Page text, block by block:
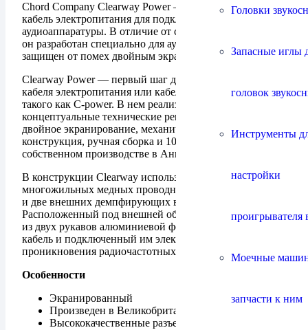
Головки
Запасные иглы
головок
Инструменты
настройки
проигрывателя
Моечные
запчасти к ним
Chord Company Clearway Power — съемный гибкий
кабель электропитания для подключения
аудиоаппаратуры. В отличие от стандартных кабелей
он разработан специально для аудиотехники и
защищен от помех двойным экраном.
Clearway Power — первый шаг для апгрейда штатного
кабеля электропитания или кабеля начального уровня,
такого как C-power. В нем реализованы
концептуальные технические решения Chord Company:
двойное экранирование, механически прочная
конструкция, ручная сборка и 100% тестирование на
собственном производстве в Англии.
В конструкции Clearway используются три
многожильных медных проводниках в ПВХ-изоляции
и две внешних демпфирующих вибрации оболочки.
Расположенный под внешней оболочкой экран сделан
из двух рукавов алюминиевой фольги и защищает
кабель и подключенный им электроприбор от
проникновения радиочастотных помех.
Особенности
Экранированный
Произведен в Великобритании, ручная сборка
Высококачественные разъемы